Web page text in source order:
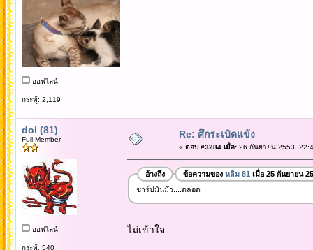
ออฟไลน์
กระทู้: 2,119
dol (81)
Full Member
ออฟไลน์
กระทู้: 540
Re: ศึกระเบิดแข้ง
« ตอบ #3284 เมื่อ:26 กันยายน 2553,
อ้างถึง ข้อความของ หลิม 81 เมื่อ 25 กันยายน
ชาร์ปมันมั่ว....ตลอด
ไม่เข้าใจ